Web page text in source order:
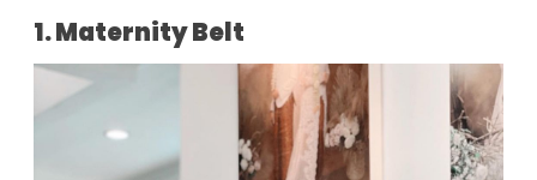
1. Maternity Belt